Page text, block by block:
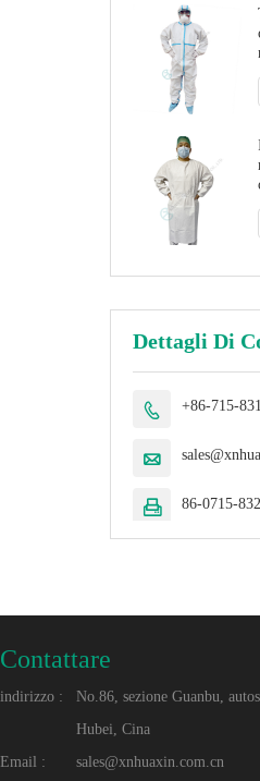
Dettagli Di
 +86-715-

 86-0715-
Contattare
indirizzo :
No.86, sezione Guanbu,
Hubei, Cina
Email :
sales@xnhuaxin.com.cn